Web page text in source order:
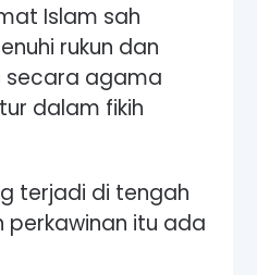
Islam sah
rukun dan
secara agama
dalam fikih
terjadi di tengah
perkawinan itu ada